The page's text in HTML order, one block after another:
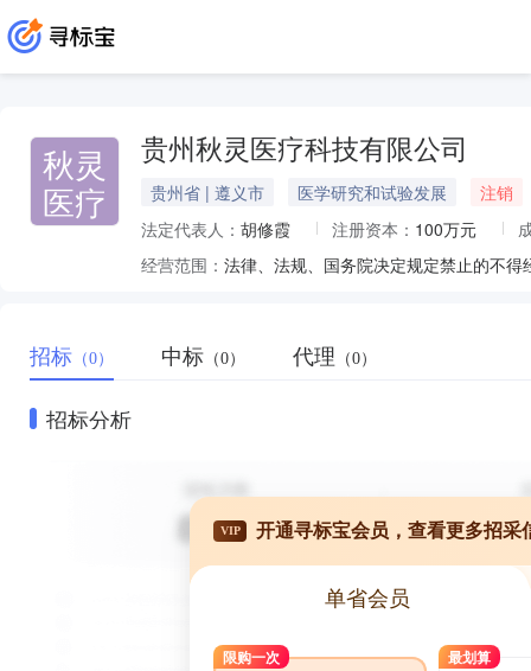
秋灵
医疗
贵州秋灵医疗科技有限公司
贵州省 | 遵义市 医学研究和试验发展
注销
法定代表人： 胡修霞 注册资本： 100万元
经营范围：
招标 （0） 中标 （0） 代理 （0）
招标分析
VIP 开通寻标宝会员，查看更多招采
单省会员
限购一次 最划算